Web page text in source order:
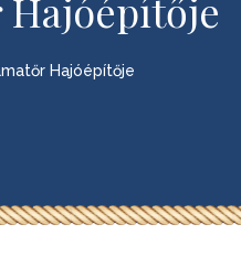
Hajóépítője
Hajóépítője